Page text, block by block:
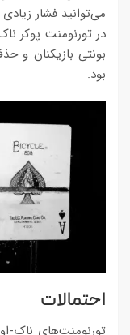
می‌توانید فشار
در تورنومنت پوکر
بونتی بازیکنان و
بود.
احتمالات
تورنومنت‌های ناک-